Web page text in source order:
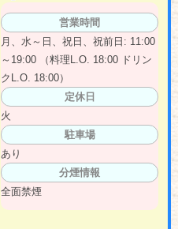
営業時間
月、水～日、祝日、祝前日: 11:00
～19:00 （料理L.O. 18:00 ドリン
クL.O. 18:00）
定休日
火
駐車場
あり
分煙情報
全面禁煙